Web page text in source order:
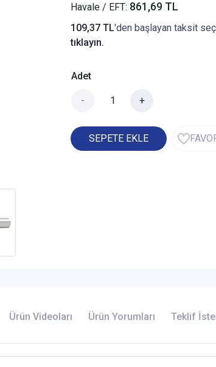
Havale / EFT: 861,69 TL
109,37 TL'den başlayan taksit
tıklayın.
Adet
- +
SEPETE EKLE
Ürün Videoları Ürün Yorumları Teklif İste